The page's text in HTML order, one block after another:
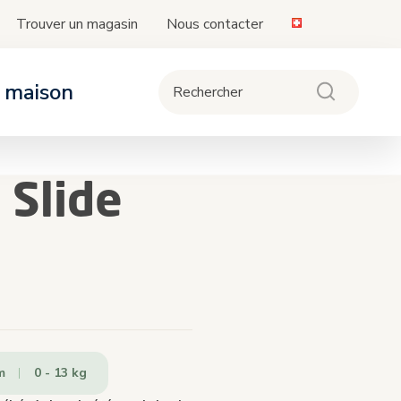
Trouver un magasin
Nous contacter
auto
de la compatibilité des sièges et bases
les poussettes
0 - 13 kg